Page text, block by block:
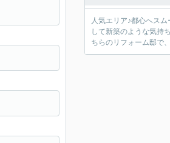
人気エリア♪都心へス
して新築のような気持